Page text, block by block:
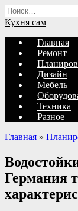
Перейти
к
содержанию
Search
for:
Кухня сам
Главная
Ремонт
Дизайн
Мебель
Техника
Разное
Главная »
Германия